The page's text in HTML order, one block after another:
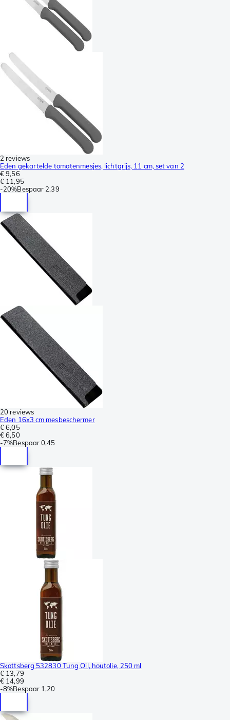
2 reviews
Eden gekartelde tomatenmesjes, lichtgrijs, 11 cm, set van 2
€ 9,56
€ 11,95
-20%Bespaar 2,39
20 reviews
Eden 16x3 cm mesbeschermer
€ 6,05
€ 6,50
-7%Bespaar0,45
Skottsberg 532830 Tung Oil, houtolie, 250 ml
€ 13,79
€ 14,99
-8%Bespaar 1,20